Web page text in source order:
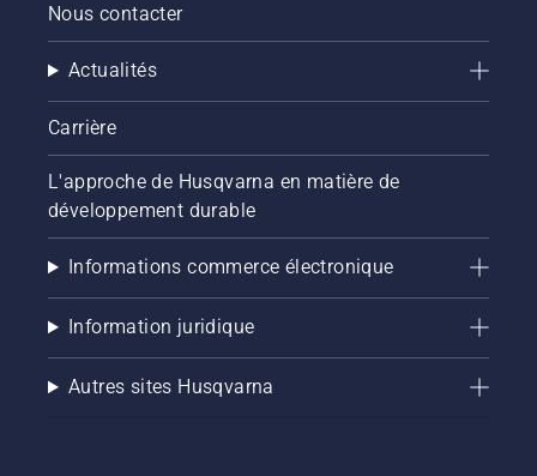
Nous contacter
Actualités
Carrière
L'approche de Husqvarna en matière de
développement durable
Informations commerce électronique
Information juridique
Autres sites Husqvarna